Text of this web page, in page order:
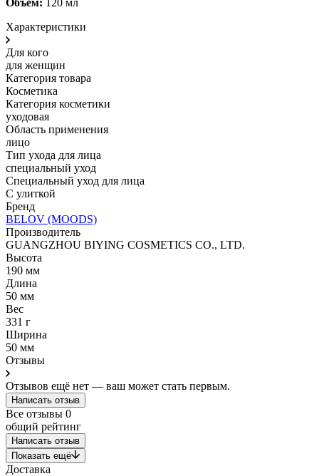
Характеристики
Для кого
для женщин
Категория товара
Косметика
Категория косметики
уходовая
Область применения
лицо
Тип ухода для лица
специальный уход
Специальный уход для лица
С улиткой
Бренд
BELOV (MOODS)
Производитель
GUANGZHOU BIYING COSMETICS CO., LTD.
Высота
190 мм
Длина
50 мм
Вес
331 г
Ширина
50 мм
Отзывы
Отзывов ещё нет — ваш может стать первым.
Написать отзыв
Все отзывы 0
общий рейтинг
Написать отзыв
Показать ещё
Доставка